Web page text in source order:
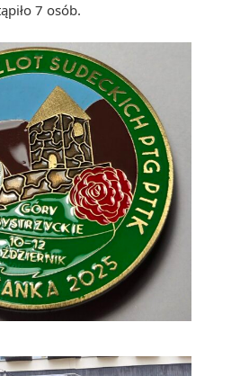
7 osób.